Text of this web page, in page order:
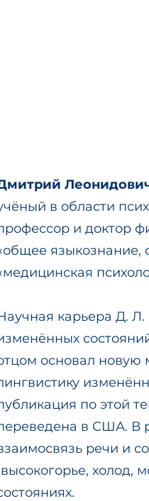
в области
и доктор
языкознание,
карьера Д.
основал
по этой
в США. В
речи и
холод,